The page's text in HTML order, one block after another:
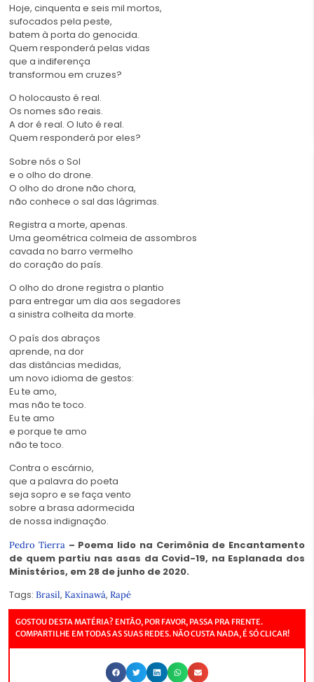
Hoje, cinquenta e seis mil mortos,
sufocados pela peste,
batem à porta do genocida.
Quem responderá pelas vidas
que a indiferença
transformou em cruzes?
O holocausto é real.
Os nomes são reais.
A dor é real. O luto é real.
Quem responderá por eles?
Sobre nós o Sol
e o olho do drone.
O olho do drone não chora,
não conhece o sal das lágrimas.
Registra a morte, apenas.
Uma geométrica colmeia de assombros
cavada no barro vermelho
do coração do país.
O olho do drone registra o plantio
para entregar um dia aos segadores
a sinistra colheita da morte.
O país dos abraços
aprende, na dor
das distâncias medidas,
um novo idioma de gestos:
Eu te amo,
mas não te toco.
Eu te amo
e porque te amo
não te toco.
Contra o escárnio,
que a palavra do poeta
seja sopro e se faça vento
sobre a brasa adormecida
de nossa indignação.
Pedro Tierra– Poema lido na Cerimônia de Encantamento
de quem partiu nas asas da Covid-19, na Esplanada dos
Ministérios, em 28 de junho de 2020.
Tags: Brasil, Kaxinawá, Rapé
GOSTOU DESTA MATÉRIA? ENTÃO, POR FAVOR, PASSA PRA FRENTE.
COMPARTILHE EM TODAS AS SUAS REDES. NÃO CUSTA NADA, É SÓ CLICAR!